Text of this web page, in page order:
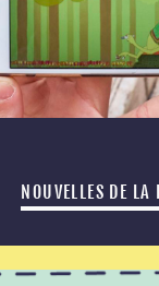
objet
NOUVELLES DE